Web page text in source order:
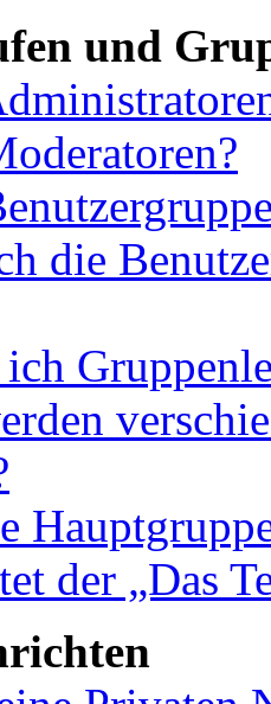
und
die
der „Das